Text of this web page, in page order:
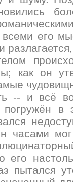
его
как он
-- и всё
в
часами
его
пытался